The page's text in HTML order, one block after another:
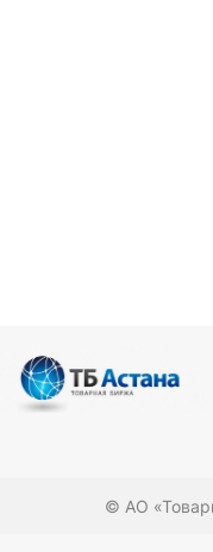
© АО